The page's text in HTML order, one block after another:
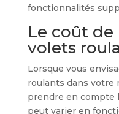
fonctionnalités
Le coût de
volets
Lorsque vous
roulants dans votre
prendre en compte
peut varier en